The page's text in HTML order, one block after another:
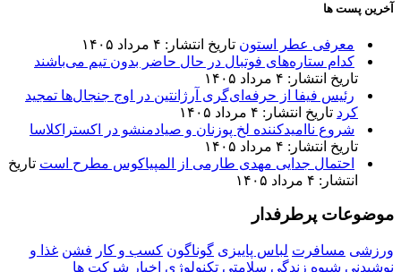
آخرین پست ها
معرفی عطر استون تاریخ انتشار: ۴ مرداد ۱۴۰۵
کدام ستاره‌های فوتبال در حال حاضر بدون تیم می‌باشند
تاریخ انتشار: ۴ مرداد ۱۴۰۵
رئیس فیفا از حرفه‌ای‌گری آرژانتین در اوج جنجال‌ها تمجید
کرد تاریخ انتشار: ۴ مرداد ۱۴۰۵
شروع ناامیدکننده لخ پوزنان و صیادمنشو در اکستراکلاسا
تاریخ انتشار: ۴ مرداد ۱۴۰۵
احتمال جدایی مهدی طارمی از المپیاکوس مطرح است تاریخ
انتشار: ۴ مرداد ۱۴۰۵
موضوعات پرطرفدار
ورزشی مسافرت لباس پاییزی گوناگون کسب و کار فشن غذا و
نوشیدنی شیوه زندگی سلامتی تکنولوژی اخبار شرکت ها